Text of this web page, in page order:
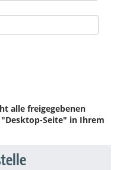
alle freigegebenen
Seite" in Ihrem